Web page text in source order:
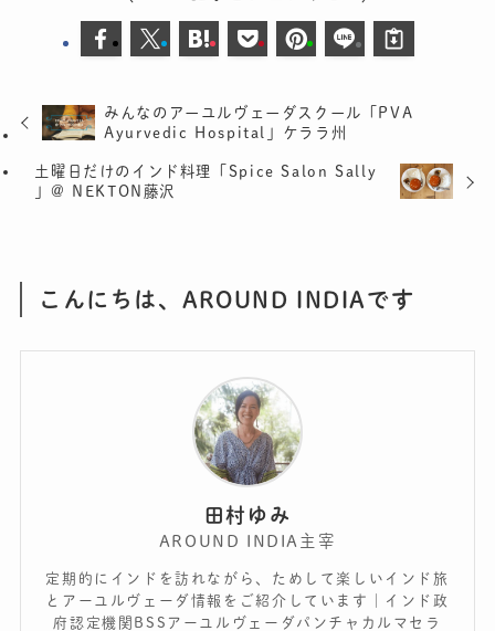
みんなのアーユルヴェーダスクール「PVA
Ayurvedic Hospital」ケララ州
土曜日だけのインド料理「Spice Salon Sally
」@ NEKTON藤沢
こんにちは、AROUND INDIAです
田村ゆみ
AROUND INDIA主宰
定期的にインドを訪れながら、ためして楽しいインド旅
とアーユルヴェーダ情報をご紹介しています｜インド政
府認定機関BSSアーユルヴェーダパンチャカルマセラ